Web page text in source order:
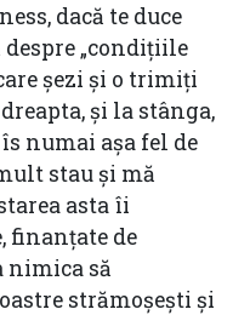
dacă te duce
„condițiile
șezi și o trimiți
dreapta, și la stânga,
numai așa fel de
stau și mă
asta îi
finanțate de
nimica să
strămoșești și